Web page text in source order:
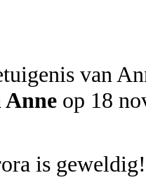
Anne op 18
is geweldig!